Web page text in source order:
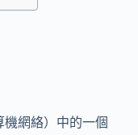
網絡）中的一個